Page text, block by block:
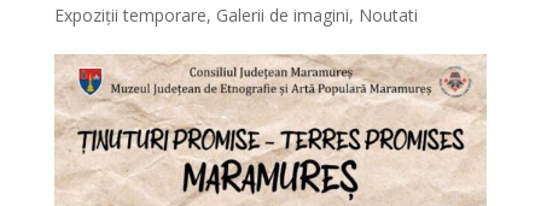
Expoziții temporare, Galerii de imagini, Noutati